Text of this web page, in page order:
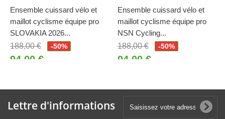
Ensemble cuissard vélo et
maillot cyclisme équipe pro
SLOVAKIA 2026...
188,00 €
-50%
94,00 €
Ensemble cuissard vélo et
maillot cyclisme équipe pro
NSN Cycling...
188,00 €
-50%
94,00 €
Lettre d'informations